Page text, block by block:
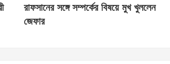
রাফসানের সঙ্গে সম্পর্কের বিষয়ে মুখ খুললেন
জেফার